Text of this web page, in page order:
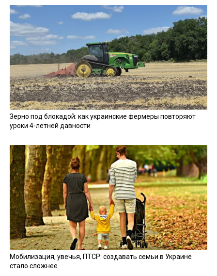
Зерно под блокадой: как украинские фермеры повторяют
уроки 4-летней давности
Мобилизация, увечья, ПТСР: создавать семьи в Украине
стало сложнее